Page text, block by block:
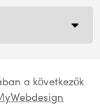
a következők